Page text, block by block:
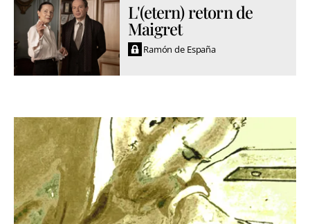
L'(etern) retorn de
Maigret
Ramón de España